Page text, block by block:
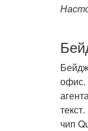
офис.
чип